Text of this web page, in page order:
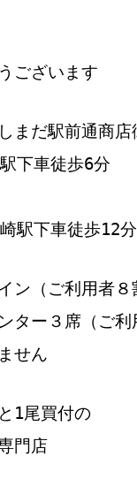
ございます
まだ駅前通商店
下車徒歩6分
駅下車徒歩12分
ン（ご利用者
ター３席（ご利
せん
1尾買付の
門店